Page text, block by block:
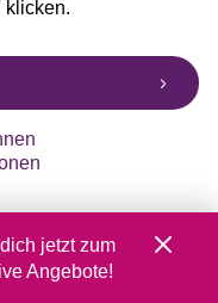
klicken.
jetzt zum
Angebote!